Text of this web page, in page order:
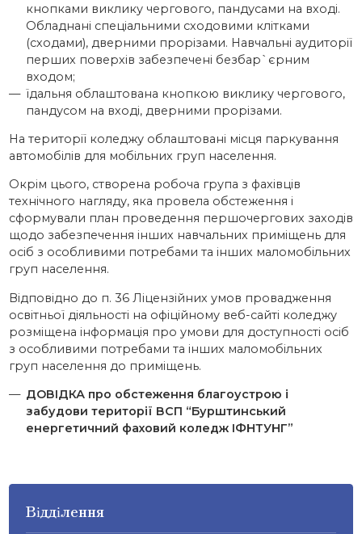
кнопками виклику чергового, пандусами на вході.
Обладнані спеціальними сходовими клітками
(сходами), дверними прорізами. Навчальні аудиторії
перших поверхів забезпечені безбар`єрним
входом;
їдальня облаштована кнопкою виклику чергового,
пандусом на вході, дверними прорізами.
На території коледжу облаштовані місця паркування
автомобілів для мобільних груп населення.
Окрім цього, створена робоча група з фахівців
технічного нагляду, яка провела обстеження і
сформували план проведення першочергових заходів
щодо забезпечення інших навчальних приміщень для
осіб з особливими потребами та інших маломобільних
груп населення.
Відповідно до п. 36 Ліцензійних умов провадження
освітньої діяльності на офіційному веб-сайті коледжу
розміщена інформація про умови для доступності осіб
з особливими потребами та інших маломобільних
груп населення до приміщень.
ДОВІДКА про обстеження благоустрою і
забудови території ВСП “Бурштинський
енергетичний фаховий коледж ІФНТУНГ”
Відділення